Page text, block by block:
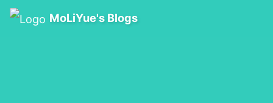
MoLiYue's Blogs